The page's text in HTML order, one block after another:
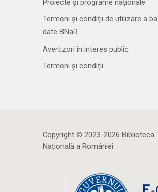
Proiecte și programe naționale
Termeni și condiții de utilizare a
date BNaR
Avertizori în interes public
Termeni și condiții
Copyright © 2023-2026 Biblioteca
Naţională a României